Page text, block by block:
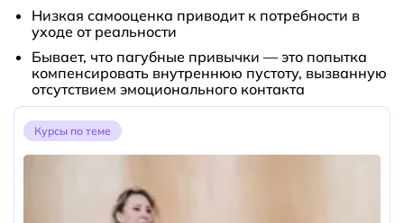
Низкая самооценка приводит к потребности в
уходе от реальности
Бывает, что пагубные привычки — это попытка
компенсировать внутреннюю пустоту, вызванную
отсутствием эмоционального контакта
Курсы по теме